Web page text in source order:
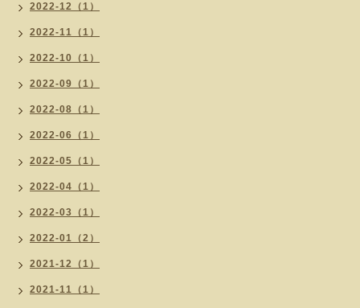
2022-12（1）
2022-11（1）
2022-10（1）
2022-09（1）
2022-08（1）
2022-06（1）
2022-05（1）
2022-04（1）
2022-03（1）
2022-01（2）
2021-12（1）
2021-11（1）